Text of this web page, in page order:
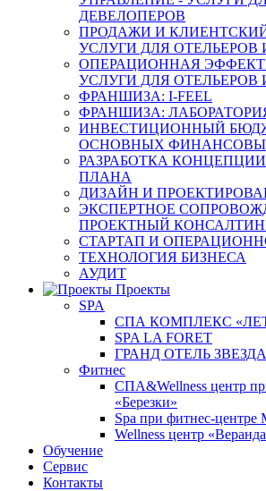
ДЕВЕЛОПЕРОВ
ПРОДАЖИ И
УСЛУГИ ДЛЯ ОТЕЛЬЕРОВ
ОПЕРАЦИОННАЯ
УСЛУГИ ДЛЯ ОТЕЛЬЕРОВ
ФРАНШИЗА: I-FEEL
ФРАНШИЗА:
ИНВЕСТИЦИОННЫЙ
ОСНОВНЫХ
РАЗРАБОТКА
ПЛАНА
ДИЗАЙН И
ЭКСПЕРТНОЕ
ПРОЕКТНЫЙ
СТАРТАП И
ТЕХНОЛОГИЯ БИЗНЕСА
АУДИТ
Проекты
SPA
СПА КОМПЛЕКС
SPA LA FORET
ГРАНД ОТЕЛЬ ЗВЕЗДА
Фитнес
СПА&Wellness центр
«Березки»
Spa при фитнес-центре
Wellness центр
Обучение
Сервис
Контакты